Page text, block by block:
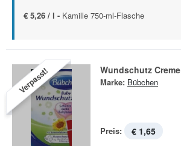
€ 5,26 / l - Kamille 750-ml-Flasche
Verpasst! Wundschutz Creme
Marke: Bübchen
Preis: € 1,65